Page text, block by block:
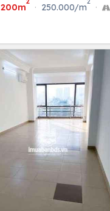
200m · 250.000/m ·